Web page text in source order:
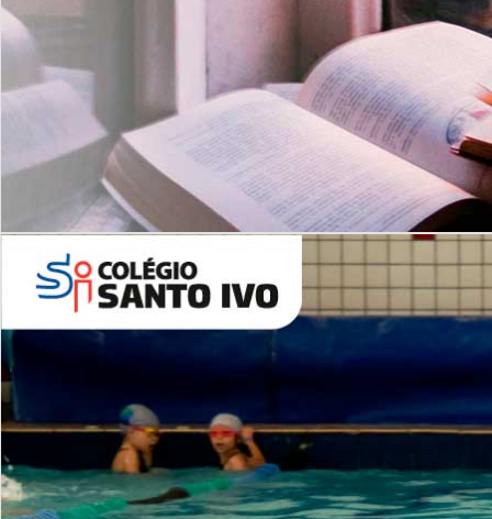
Leituras Literárias
6º AO 9º ANO FUNDAMENTAL
Inglês: Turmas Reduzidas
(Proficiência)
ALUNOS NOVOS
Entre em Contato